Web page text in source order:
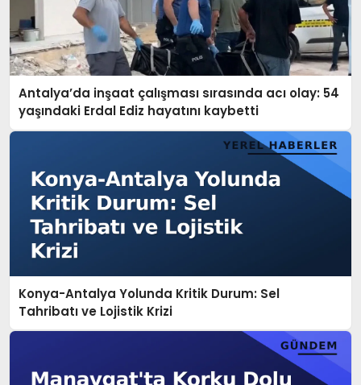
Antalya’da inşaat çalışması sırasında acı olay: 54
yaşındaki Erdal Ediz hayatını kaybetti
Konya-Antalya Yolunda Kritik Durum: Sel
Tahribatı ve Lojistik Krizi